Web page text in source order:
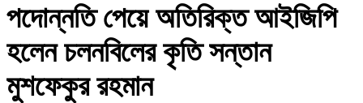
পদোন্নতি পেয়ে অতিরিক্ত আইজিপি
হলেন চলনবিলের কৃতি সন্তান
মুশফেকুর রহমান